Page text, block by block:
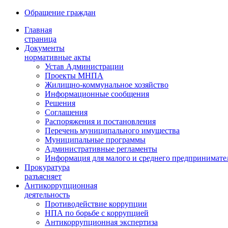
Обращение граждан
Главная
страница
Документы
нормативные акты
Устав Администрации
Проекты МНПА
Жилищно-коммунальное хозяйство
Информационные сообщения
Решения
Соглашения
Распоряжения и постановления
Перечень муниципального имущества
Муниципальные программы
Административные регламенты
Информация для малого и среднего
Прокуратура
разъясняет
Антикоррупционная
деятельность
Противодействие коррупции
НПА по борьбе с коррупцией
Антикоррупционная экспертиза